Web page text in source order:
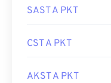
SAST A PKT
CST A PKT
AKST A PKT